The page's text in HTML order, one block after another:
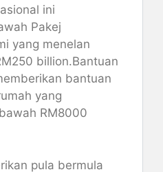
ini
Pakej
yang menelan
billion.Bantuan
bantuan
yang
RM8000
pula bermula